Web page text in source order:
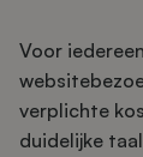
Voor
verplichte
duidelijke